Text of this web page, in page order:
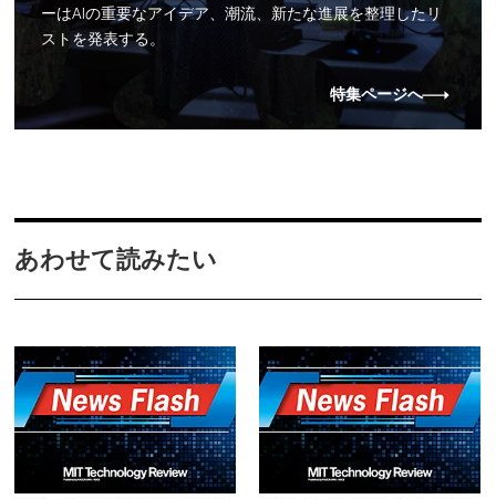
ーはAIの重要なアイデア、潮流、新たな進展を整理したリ
ストを発表する。
特集ページへ
あわせて読みたい